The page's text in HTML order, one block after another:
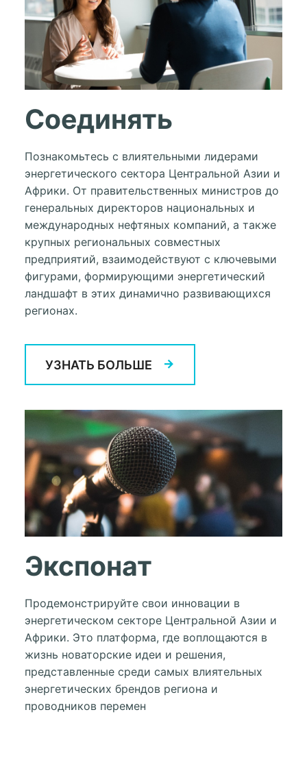
Соединять
Познакомьтесь с влиятельными лидерами
энергетического сектора Центральной Азии и
Африки. От правительственных министров до
генеральных директоров национальных и
международных нефтяных компаний, а также
крупных региональных совместных
предприятий, взаимодействуют с ключевыми
фигурами, формирующими энергетический
ландшафт в этих динамично развивающихся
регионах.
УЗНАТЬ БОЛЬШЕ
Экспонат
Продемонстрируйте свои инновации в
энергетическом секторе Центральной Азии и
Африки. Это платформа, где воплощаются в
жизнь новаторские идеи и решения,
представленные среди самых влиятельных
энергетических брендов региона и
проводников перемен